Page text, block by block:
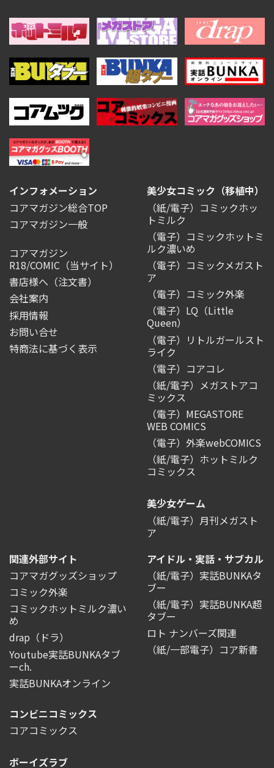
インフォメーション
コアマガジン総合TOP
コアマガジン一般
コアマガジン
R18/COMIC （当サイト）
書店様へ（注文書）
会社案内
採用情報
お問い合せ
特商法に基づく表示
美少女コミック（移植中）
（紙/電子）コミックホッ
トミルク
（電子）コミックホットミ
ルク濃いめ
（電子）コミックメガスト
ア
（電子）コミック外楽
（電子）LQ（Little
Queen）
（電子）リトルガールスト
ライク
（電子）コアコレ
（紙/電子）メガストアコ
ミックス
（電子）MEGASTORE
WEB COMICS
（電子）外楽webCOMICS
（紙/電子）ホットミルク
コミックス
美少女ゲーム
（紙/電子）月刊メガスト
ア
関連外部サイト
コアマガグッズショップ
コミック外楽
コミックホットミルク濃い
め
drap（ドラ）
Youtube実話BUNKAタブ
ーch.
実話BUNKAオンライン
アイドル・実話・サブカル
（紙/電子）実話BUNKAタ
ブー
（紙/電子）実話BUNKA超
タブー
ロト ナンバーズ関連
（紙/一部電子）コア新書
コンビニコミックス
コアコミックス
ボーイズラブ